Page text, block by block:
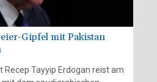
Gipfel mit Pakistan
Recep Tayyip Erdogan reist am